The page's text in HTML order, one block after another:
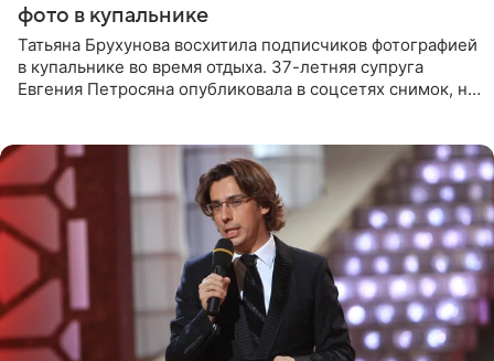
фото в купальнике
Татьяна Брухунова восхитила подписчиков фотографией
в купальнике во время отдыха. 37-летняя супруга
Евгения Петросяна опубликовала в соцсетях снимок, на